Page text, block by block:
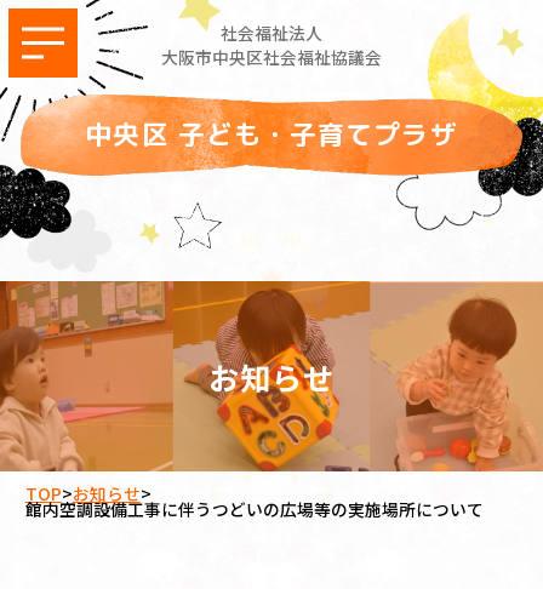
社会福祉法人
大阪市中央区社会福祉協議会
中央区 子ども・子育てプラザ
お知らせ
TOP>お知らせ>
館内空調設備工事に伴うつどいの広場等の実施場所について